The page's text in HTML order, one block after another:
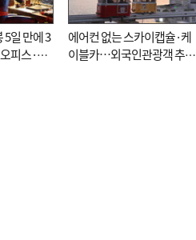
5일 만에 3
피스·예
에어컨 없는 스카이캡슐·케
이블카…외국인관광객 추억